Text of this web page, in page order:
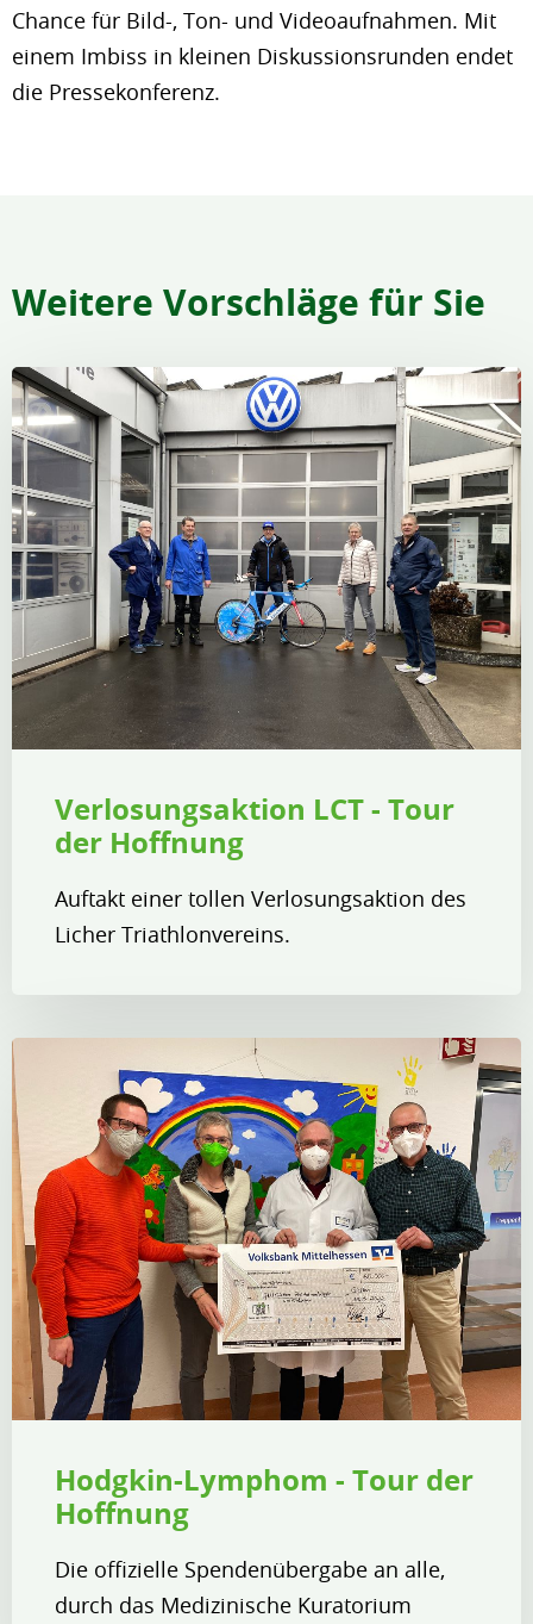
Chance für Bild-, Ton- und Videoaufnahmen. Mit
einem Imbiss in kleinen Diskussionsrunden endet
die Pressekonferenz.
Weitere Vorschläge für Sie
Verlosungsaktion LCT - Tour
der Hoffnung
Auftakt einer tollen Verlosungsaktion des
Licher Triathlonvereins.
Hodgkin-Lymphom - Tour der
Hoffnung
Die offizielle Spendenübergabe an alle,
durch das Medizinische Kuratorium